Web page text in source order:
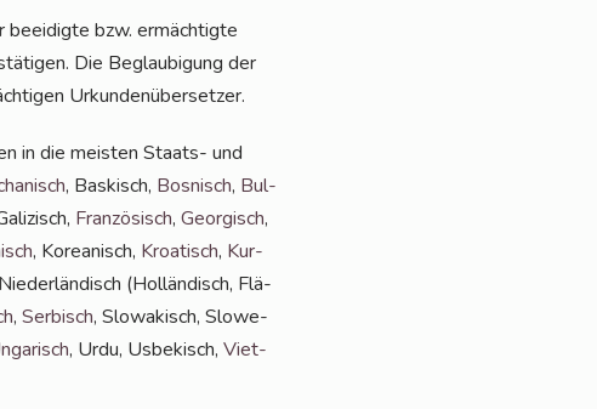
beei­dig­te bzw. ermäch­tig­te
Die Beglau­bi­gung der
Urkundenübersetzer.
in die meis­ten Staats- und
, Bas­kisch, Bos­nisch, Bul­
Fran­zö­sisch, Geor­gisch,
, Korea­nisch, Kroa­tisch, Kur­
(Hol­län­disch, Flä­
, Ser­bisch, Slo­wa­kisch, Slo­we­
, Urdu, Usbe­kisch, Viet­